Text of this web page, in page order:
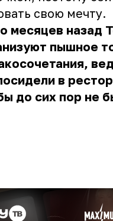
свою мечту.
месяцев назад
пышное
в
до сих пор не